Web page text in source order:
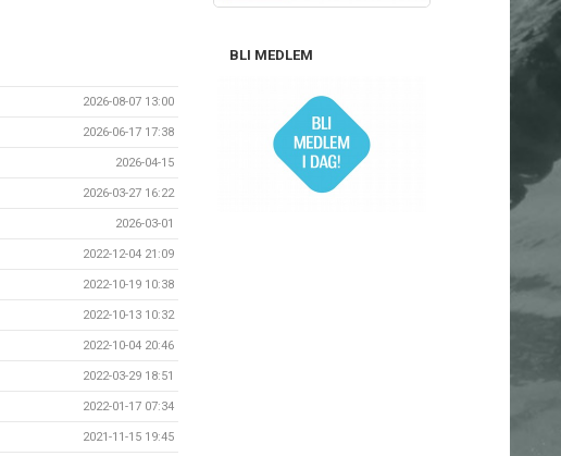
2026-08-07 13:00
2026-06-17 17:38
2026-04-15
2026-03-27 16:22
2026-03-01
2022-12-04 21:09
2022-10-19 10:38
2022-10-13 10:32
2022-10-04 20:46
2022-03-29 18:51
2022-01-17 07:34
2021-11-15 19:45
BLI MEDLEM